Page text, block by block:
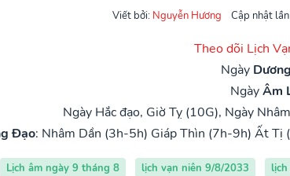
Viết bởi: Nguyễn Hương Cập nhật
Theo dõi Lịch
Ngày
NgàyÂm
Ngày Hắc đạo, Giờ Tỵ (10G), Ngày
Đạo: Nhâm Dần (3h-5h) Giáp Thìn (7h-9h) Ất Tị
Lịch âm ngày 9 tháng 8 lịch vạn niên 9/8/2033